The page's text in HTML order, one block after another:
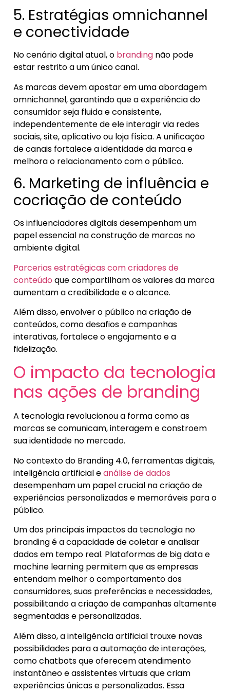
5. Estratégias omnichannel
e conectividade
No cenário digital atual, o branding não pode
estar restrito a um único canal.
As marcas devem apostar em uma abordagem
omnichannel, garantindo que a experiência do
consumidor seja fluida e consistente,
independentemente de ele interagir via redes
sociais, site, aplicativo ou loja física. A unificação
de canais fortalece a identidade da marca e
melhora o relacionamento com o público.
6. Marketing de influência e
cocriação de conteúdo
Os influenciadores digitais desempenham um
papel essencial na construção de marcas no
ambiente digital.
Parcerias estratégicas com criadores de
conteúdo que compartilham os valores da marca
aumentam a credibilidade e o alcance.
Além disso, envolver o público na criação de
conteúdos, como desafios e campanhas
interativas, fortalece o engajamento e a
fidelização.
O impacto da tecnologia
nas ações de branding
A tecnologia revolucionou a forma como as
marcas se comunicam, interagem e constroem
sua identidade no mercado.
No contexto do Branding 4.0, ferramentas digitais,
inteligência artificial eanálise de dados
desempenham um papel crucial na criação de
experiências personalizadas e memoráveis para o
público.
Um dos principais impactos da tecnologia no
branding é a capacidade de coletar e analisar
dados em tempo real. Plataformas de big data e
machine learning permitem que as empresas
entendam melhor o comportamento dos
consumidores, suas preferências e necessidades,
possibilitando a criação de campanhas altamente
segmentadas e personalizadas.
Além disso, a inteligência artificial trouxe novas
possibilidades para a automação de interações,
como chatbots que oferecem atendimento
instantâneo e assistentes virtuais que criam
experiências únicas e personalizadas. Essa